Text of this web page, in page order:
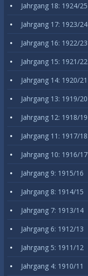
Jahrgang 18: 1924/25
Jahrgang 17: 1923/24
Jahrgang 16: 1922/23
Jahrgang 15: 1921/22
Jahrgang 14: 1920/21
Jahrgang 13: 1919/20
Jahrgang 12: 1918/19
Jahrgang 11: 1917/18
Jahrgang 10: 1916/17
Jahrgang 9: 1915/16
Jahrgang 8: 1914/15
Jahrgang 7: 1913/14
Jahrgang 6: 1912/13
Jahrgang 5: 1911/12
Jahrgang 4: 1910/11